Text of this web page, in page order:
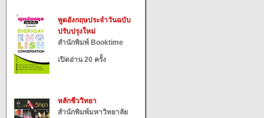
พูดอังกฤษประจำวันฉบับ
ปรับปรุงใหม่
สำนักพิมพ์ Booktime
เปิดอ่าน 20 ครั้ง
หลักชีววิทยา
สำนักพิมพ์มหาวิทยาลัย